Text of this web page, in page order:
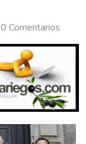
0 Comentarios